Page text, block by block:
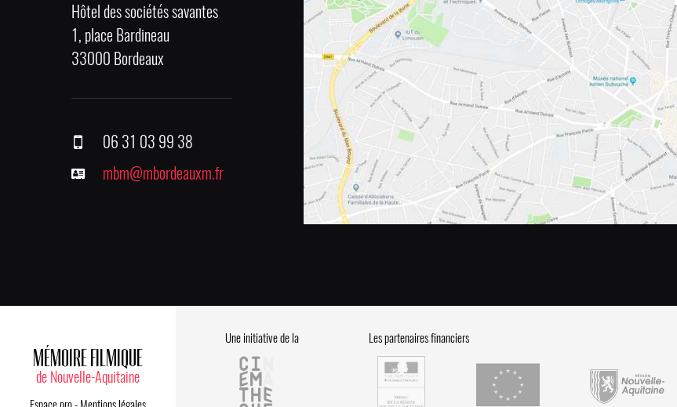
Hôtel des sociétés savantes
1, place Bardineau
33000 Bordeaux
06 31 03 99 38
mbm@mbordeauxm.fr
MÉMOIRE FILMIQUE
de Nouvelle-Aquitaine
Une initiative de la Les partenaires financiers